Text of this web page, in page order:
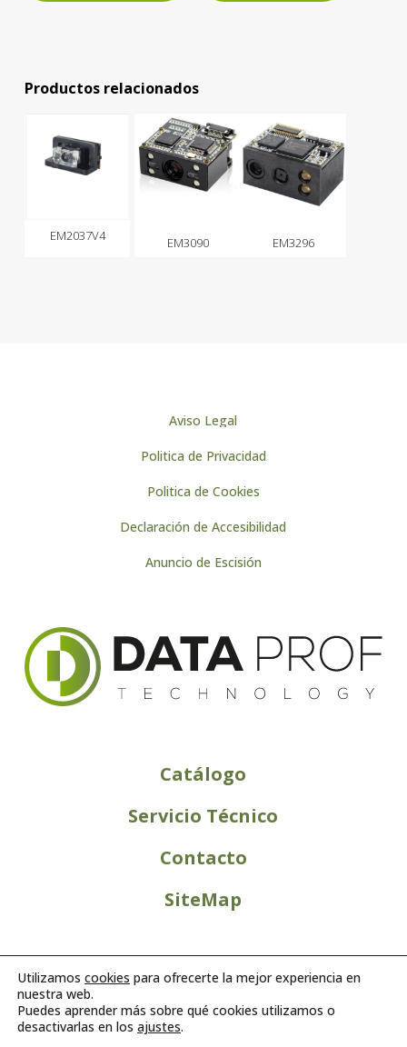
Productos relacionados
EM2037V4 EM3090 EM3296
Aviso Legal
Politica de Privacidad
Politica de Cookies
Declaración de Accesibilidad
Anuncio de Escisión
Catálogo
Servicio Técnico
Contacto
SiteMap
Utilizamos cookies para ofrecerte la mejor experiencia en
nuestra web.
Puedes aprender más sobre qué cookies utilizamos o
desactivarlas en los ajustes.